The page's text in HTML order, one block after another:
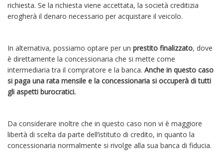
richiesta. Se la richiesta viene accettata, la società creditizia
erogherà il denaro necessario per acquistare il veicolo.
In alternativa, possiamo optare per un prestito finalizzato, dove
è direttamente la concessionaria che si mette come
intermediaria tra il compratore e la banca. Anche in questo caso
si paga una rata mensile e la concessionaria si occuperà di tutti
gli aspetti burocratici.
Da considerare inoltre che in questo caso non vi è maggiore
libertà di scelta da parte dell’istituto di credito, in quanto la
concessionaria normalmente si rivolge alla sua banca di fiducia.